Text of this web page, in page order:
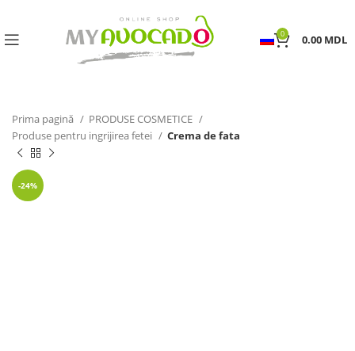
0 0.00 MDL
Prima pagină
PRODUSE COSMETICE
Produse pentru ingrijirea fetei
Crema de fata
-24%